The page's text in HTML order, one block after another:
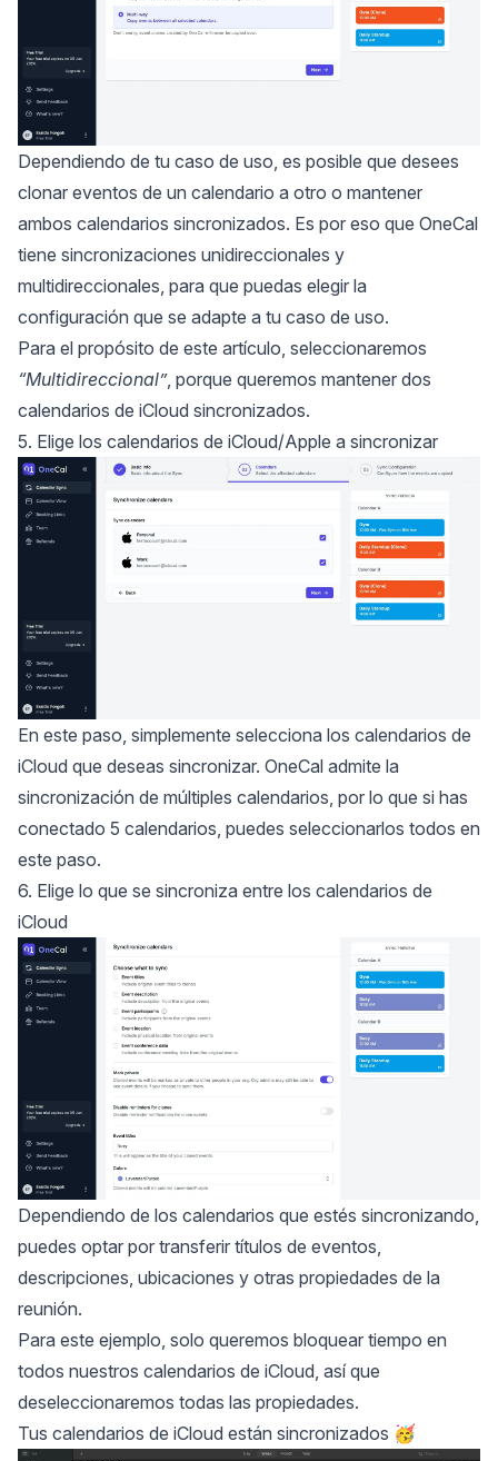
Dependiendo de tu caso de uso, es posible que desees
clonar eventos de un calendario a otro o mantener
ambos calendarios sincronizados. Es por eso que OneCal
tiene sincronizaciones unidireccionales y
multidireccionales, para que puedas elegir la
configuración que se adapte a tu caso de uso.
Para el propósito de este artículo, seleccionaremos
“Multidireccional”, porque queremos mantener dos
calendarios de iCloud sincronizados.
5. Elige los calendarios de iCloud/Apple a sincronizar
En este paso, simplemente selecciona los calendarios de
iCloud que deseas sincronizar. OneCal admite la
sincronización de múltiples calendarios, por lo que si has
conectado 5 calendarios, puedes seleccionarlos todos en
este paso.
6. Elige lo que se sincroniza entre los calendarios de
iCloud
Dependiendo de los calendarios que estés sincronizando,
puedes optar por transferir títulos de eventos,
descripciones, ubicaciones y otras propiedades de la
reunión.
Para este ejemplo, solo queremos bloquear tiempo en
todos nuestros calendarios de iCloud, así que
deseleccionaremos todas las propiedades.
Tus calendarios de iCloud están sincronizados 🥳